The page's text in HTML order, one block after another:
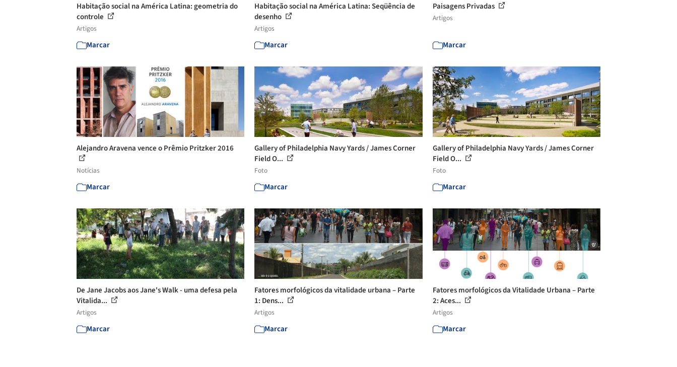
Habitação social na América Latina: geometria do
controle
Artigos
Marcar
Habitação social na América Latina: Seqüência de
desenho
Artigos
Marcar
Paisagens Privadas
Artigos
Marcar
Alejandro Aravena vence o Prêmio Pritzker 2016
Notícias
Marcar
Gallery of Philadelphia Navy Yards / James Corner
Field O...
Foto
Marcar
Gallery of Philadelphia Navy Yards / James Corner
Field O...
Foto
Marcar
De Jane Jacobs aos Jane's Walk - uma defesa pela
Vitalida...
Artigos
Marcar
Fatores morfológicos da vitalidade urbana – Parte
1: Dens...
Artigos
Marcar
Fatores morfológicos da Vitalidade Urbana – Parte
2: Aces...
Artigos
Marcar